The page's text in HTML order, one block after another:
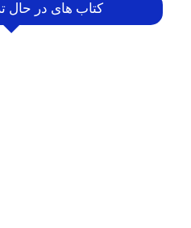
کتاب های در حال